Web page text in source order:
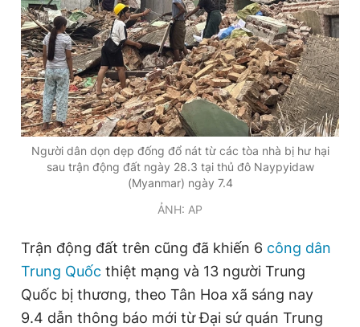
Hotline
0906 645 777
Liên hệ quảng cáo
0908 780 404
Đặt báo Quảng cáo RSS Tòa soạn Chính sách bảo
Tổng biên tập: Nguyễn Ngọc Toàn
Phó tổng biên tập thường trực: Hải Thành
Phó tổng biên tập: Lâm Hiếu Dũng
Phó tổng biên tập: Trần Việt Hưng
Tổng thư ký tòa soạn: Đức Trung
Giấy phép xuất bản số 110/GP - BTTTT cấp ngày 24.3.2020
chép dưới mọi hình thức nếu không có sự chấp thuận bằng văn
bản. Phát triển bởi ePi Technologies, JSC.
Người dân dọn dẹp đống đổ nát từ các tòa nhà bị hư hại
sau trận động đất ngày 28.3 tại thủ đô Naypyidaw
(Myanmar) ngày 7.4
ẢNH: AP
Trận động đất trên cũng đã khiến 6 công dân
Trung Quốc thiệt mạng và 13 người Trung
Quốc bị thương, theo Tân Hoa xã sáng nay
9.4 dẫn thông báo mới từ Đại sứ quán Trung